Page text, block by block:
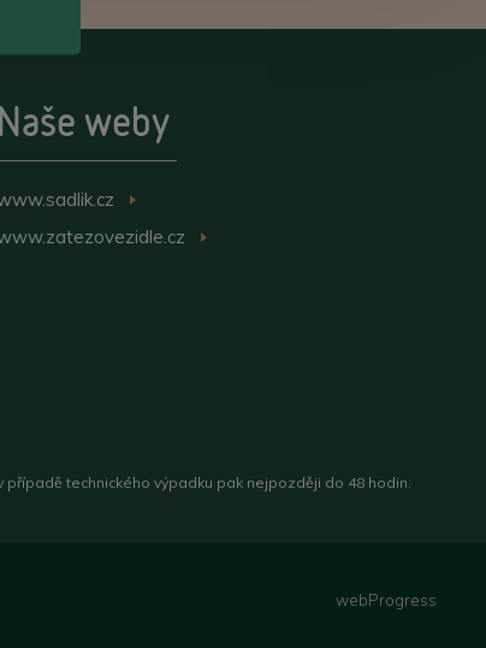
Naše weby
technického výpadku pak nejpozději do 48 hodin.
webProgress